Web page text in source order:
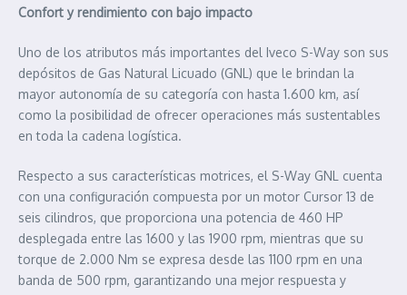
Confort y rendimiento con bajo impacto
Uno de los atributos más importantes del Iveco S-Way son sus
depósitos de Gas Natural Licuado (GNL) que le brindan la
mayor autonomía de su categoría con hasta 1.600 km, así
como la posibilidad de ofrecer operaciones más sustentables
en toda la cadena logística.
Respecto a sus características motrices, el S-Way GNL cuenta
con una configuración compuesta por un motor Cursor 13 de
seis cilindros, que proporciona una potencia de 460 HP
desplegada entre las 1600 y las 1900 rpm, mientras que su
torque de 2.000 Nm se expresa desde las 1100 rpm en una
banda de 500 rpm, garantizando una mejor respuesta y